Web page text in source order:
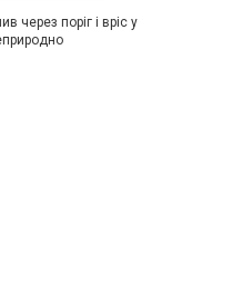
через поріг і вріс у